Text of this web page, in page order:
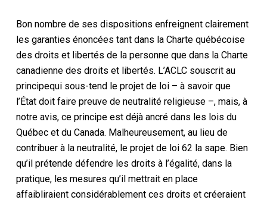
Bon nombre de ses dispositions enfreignent clairement
les garanties énoncées tant dans la Charte québécoise
des droits et libertés de la personne que dans la Charte
canadienne des droits et libertés. L’ACLC souscrit au
principequi sous-tend le projet de loi – à savoir que
l’État doit faire preuve de neutralité religieuse –, mais, à
notre avis, ce principe est déjà ancré dans les lois du
Québec et du Canada. Malheureusement, au lieu de
contribuer à la neutralité, le projet de loi 62 la sape. Bien
qu’il prétende défendre les droits à l’égalité, dans la
pratique, les mesures qu’il mettrait en place
affaibliraient considérablement ces droits et créeraient